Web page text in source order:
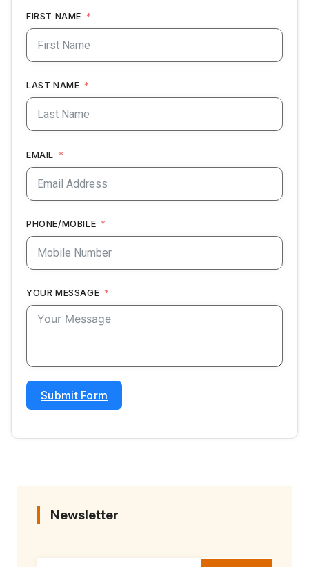
FIRST NAME
LAST NAME
EMAIL
PHONE/MOBILE
YOUR MESSAGE
Submit Form
Newsletter